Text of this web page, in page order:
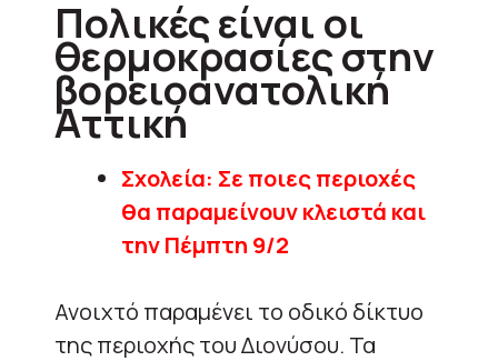
Πολικές είναι οι
θερμοκρασίες στην
βορειοανατολική
Αττική
Σχολεία: Σε ποιες περιοχές
θα παραμείνουν κλειστά και
την Πέμπτη 9/2
Ανοιχτό παραμένει το οδικό δίκτυο
της περιοχής του Διονύσου. Τα